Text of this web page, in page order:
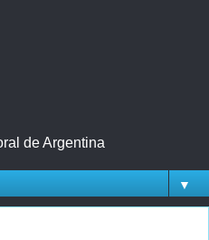
de Argentina
▼